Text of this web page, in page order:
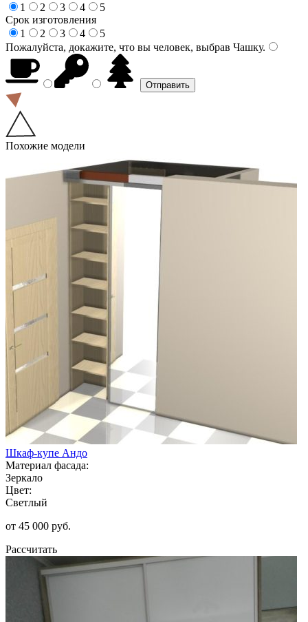
1
2 3 4
5
Срок изготовления
1
2 3 4
5
Пожалуйста, докажите, что вы человек, выбрав Чашку.
Похожие модели
Шкаф-купе Андо
Материал фасада:
Зеркало
Цвет:
Светлый
от 45 000 руб.
Рассчитать